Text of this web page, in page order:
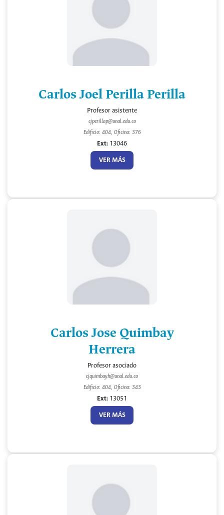
Carlos Joel Perilla Perilla
Profesor asistente
cjperillap@unal.edu.co
Edificio: 404, Oficina: 376
Ext: 13046
VER MÁS
Carlos Jose Quimbay
Herrera
Profesor asociado
cjquimbayh@unal.edu.co
Edificio: 404, Oficina: 343
Ext: 13051
VER MÁS